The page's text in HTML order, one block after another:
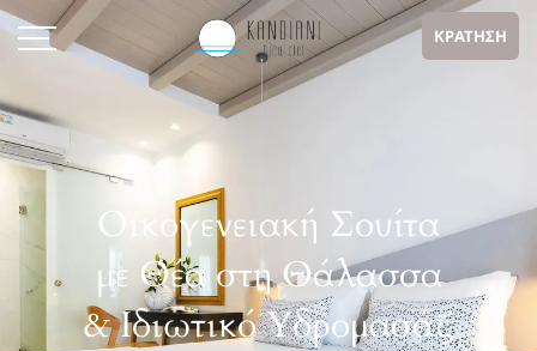
ΚΡΑΤΗΣΗ
Οικογενειακή Σουίτα
με Θέα στη Θάλασσα
& Ιδιωτικό Υδρομασάζ